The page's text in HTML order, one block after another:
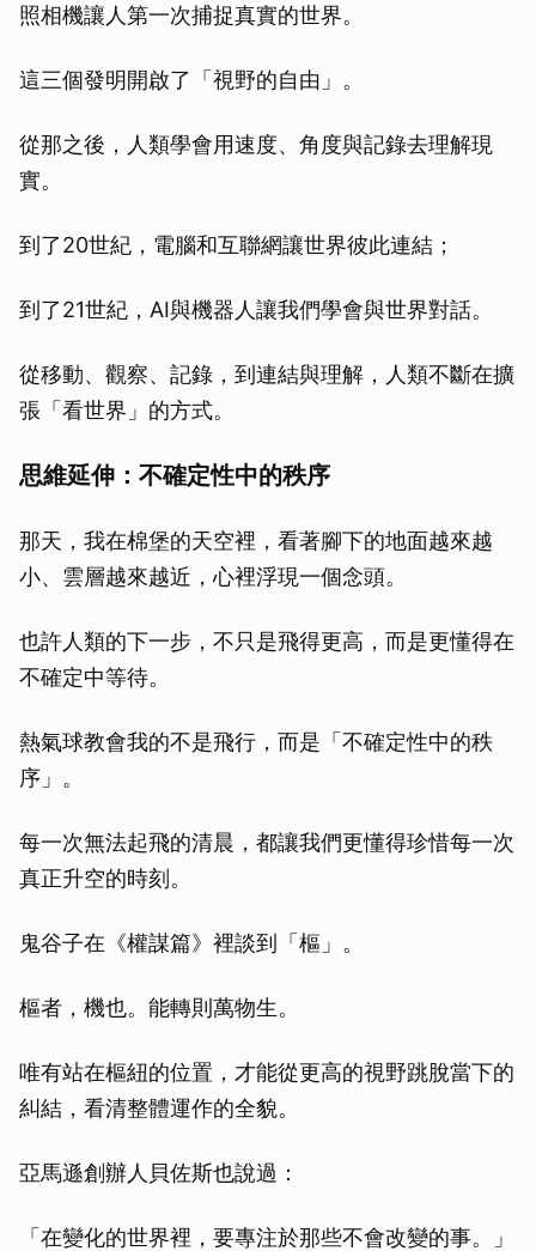
照相機讓人第一次捕捉真實的世界。
這三個發明開啟了「視野的自由」。
從那之後，人類學會用速度、角度與記錄去理解現
實。
到了20世紀，電腦和互聯網讓世界彼此連結；
到了21世紀，AI與機器人讓我們學會與世界對話。
從移動、觀察、記錄，到連結與理解，人類不斷在擴
張「看世界」的方式。
思維延伸：不確定性中的秩序
那天，我在棉堡的天空裡，看著腳下的地面越來越
小、雲層越來越近，心裡浮現一個念頭。
也許人類的下一步，不只是飛得更高，而是更懂得在
不確定中等待。
熱氣球教會我的不是飛行，而是「不確定性中的秩
序」。
每一次無法起飛的清晨，都讓我們更懂得珍惜每一次
真正升空的時刻。
鬼谷子在《權謀篇》裡談到「樞」。
樞者，機也。能轉則萬物生。
唯有站在樞紐的位置，才能從更高的視野跳脫當下的
糾結，看清整體運作的全貌。
亞馬遜創辦人貝佐斯也說過：
「在變化的世界裡，要專注於那些不會改變的事。」
取消